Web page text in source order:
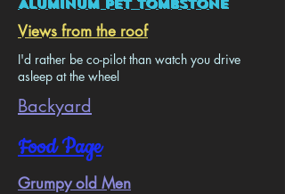
Aluminum Pet Tombstone
Views from the roof
I'd rather be co-pilot than watch you drive
asleep at the wheel
Backyard
Food Page
Grumpy old Men